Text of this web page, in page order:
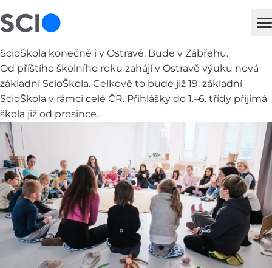
ScioŠkola konečně i v Ostravě. Bude v Zábřehu.
Od příštího školního roku zahájí v Ostravě výuku nová
základní ScioŠkola. Celkově to bude již 19. základní
ScioŠkola v rámci celé ČR. Přihlášky do 1.–⁠⁠⁠⁠⁠⁠6. třídy přijímá
škola již od prosince.